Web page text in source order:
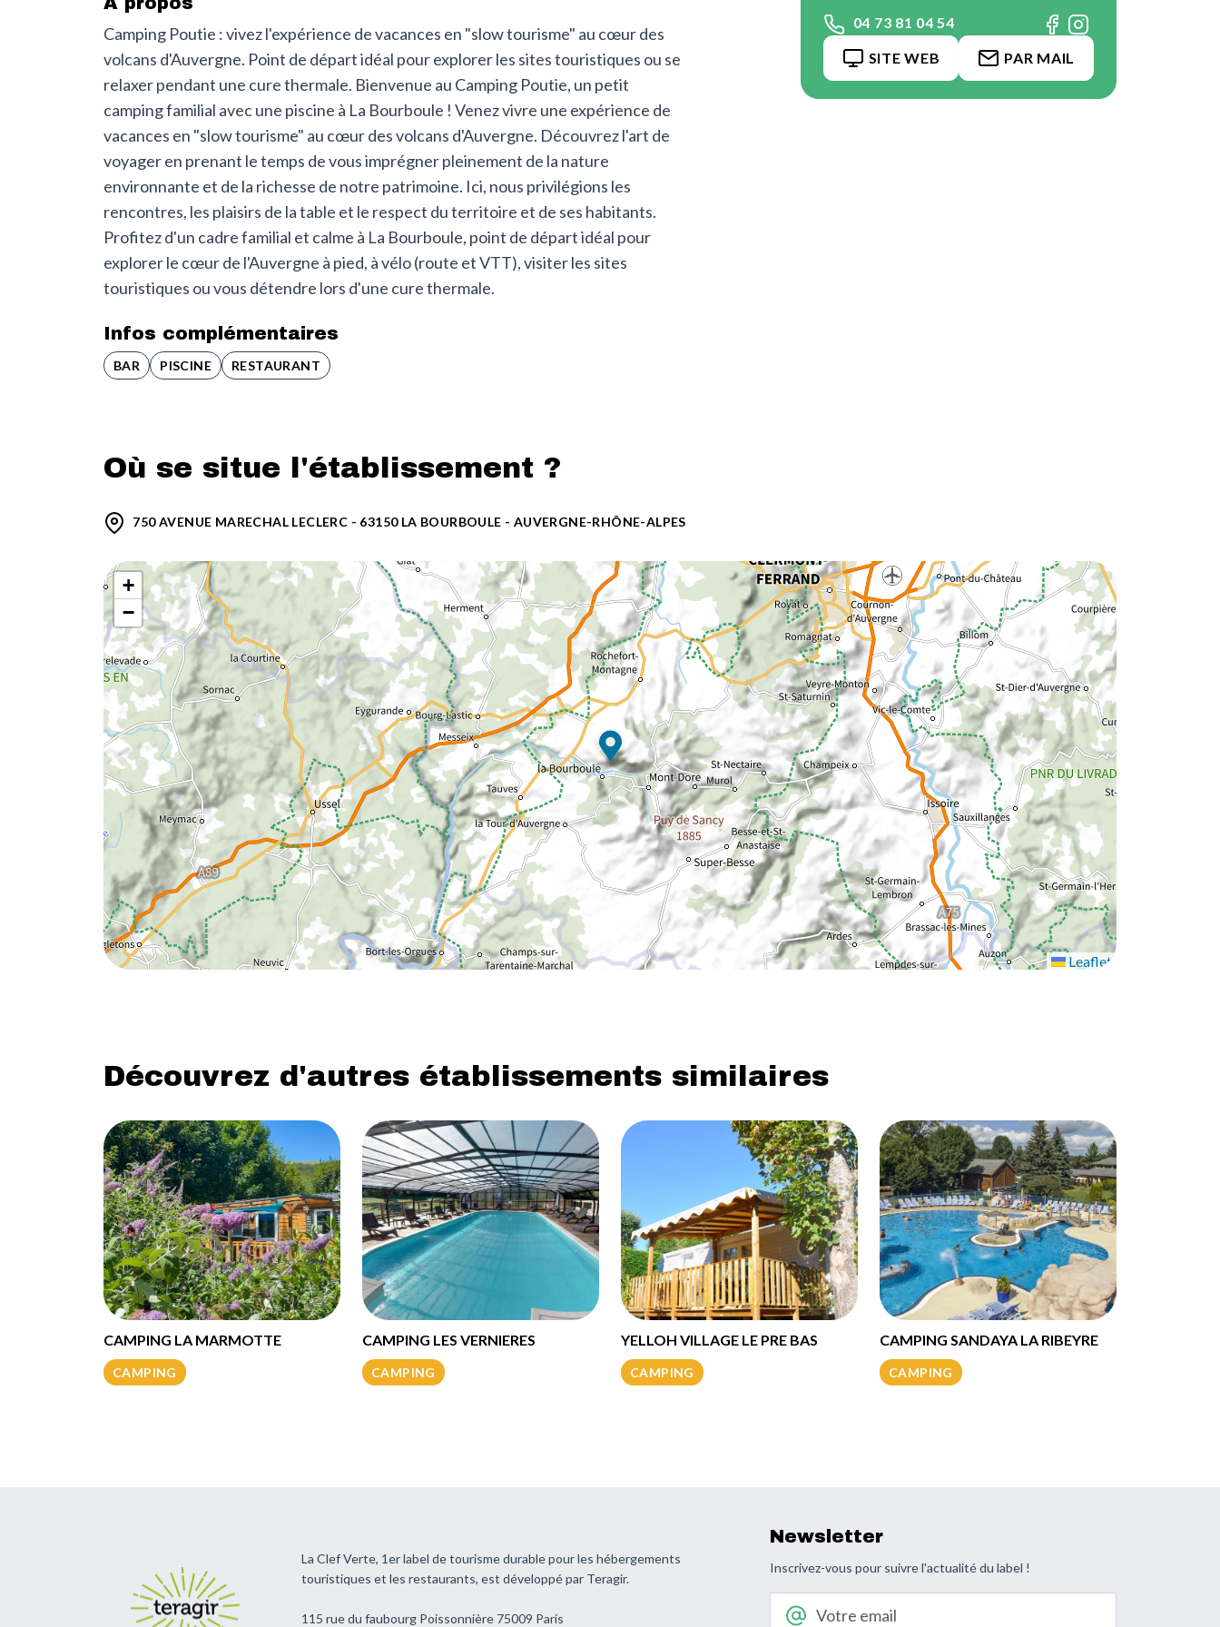
Camping Poutie : vivez l'expérience de vacances en "slow tourisme" au cœur des
volcans d'Auvergne. Point de départ idéal pour explorer les sites touristiques ou se
relaxer pendant une cure thermale. Bienvenue au Camping Poutie, un petit
camping familial avec une piscine à La Bourboule ! Venez vivre une expérience de
vacances en "slow tourisme" au cœur des volcans d'Auvergne. Découvrez l'art de
voyager en prenant le temps de vous imprégner pleinement de la nature
environnante et de la richesse de notre patrimoine. Ici, nous privilégions les
rencontres, les plaisirs de la table et le respect du territoire et de ses habitants.
Profitez d'un cadre familial et calme à La Bourboule, point de départ idéal pour
explorer le cœur de l'Auvergne à pied, à vélo (route et VTT), visiter les sites
touristiques ou vous détendre lors d'une cure thermale.
Infos complémentaires
BAR PISCINE RESTAURANT
04 73 81 04 54
SITE WEB PAR MAIL
Où se situe l'établissement ?
750 AVENUE MARECHAL LECLERC - 63150 LA BOURBOULE - AUVERGNE-RHÔNE-ALPES
+
−
Leaflet
Découvrez d'autres établissements similaires
CAMPING LA MARMOTTE
CAMPING
CAMPING LES VERNIERES
CAMPING
YELLOH VILLAGE LE PRE BAS
CAMPING
CAMPING SANDAYA LA RIBEYRE
CAMPING
La Clef Verte, 1er label de tourisme durable pour les hébergements
touristiques et les restaurants, est développé par Teragir.
115 rue du faubourg Poissonnière 75009 Paris
Newsletter
Inscrivez-vous pour suivre l'actualité du label !